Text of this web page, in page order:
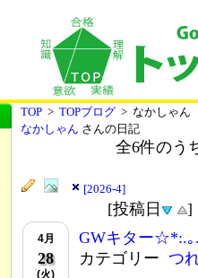
TOP > TOPブログ > なかしゃん
なかしゃん さんの日記
全6件のう
[2026-4]
[投稿日 ]
4月
28
(火)
GWキター☆*:.
カテゴリー つ